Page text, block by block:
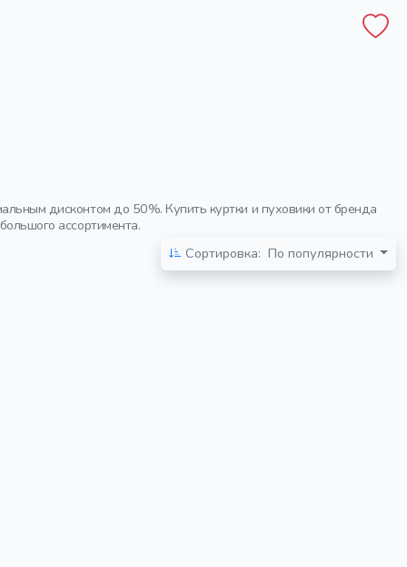
дисконтом до 50%. Купить куртки и пуховики от бренда
ассортимента.
Сортировка: По популярности